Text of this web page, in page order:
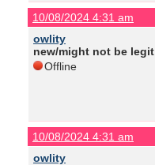
10/08/2024 4:31 am
owlity
new/might not be legit
Offline
10/08/2024 4:31 am
owlity